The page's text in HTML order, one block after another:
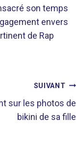
son temps
envers
de Rap
SUIVANT
sur les photos de
bikini de sa fille